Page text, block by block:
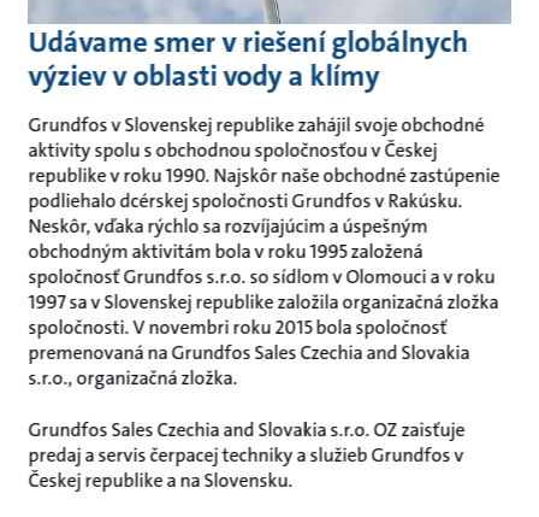
Udávame smer v riešení globálnych
výziev v oblasti vody a klímy
Grundfos v Slovenskej republike zahájil svoje obchodné
aktivity spolu s obchodnou spoločnosťou v Českej
republike v roku 1990. Najskôr naše obchodné zastúpenie
podliehalo dcérskej spoločnosti Grundfos v Rakúsku.
Neskôr, vďaka rýchlo sa rozvíjajúcim a úspešným
obchodným aktivitám bola v roku 1995 založená
spoločnosť Grundfos s.r.o. so sídlom v Olomouci a v roku
1997 sa v Slovenskej republike založila organizačná zložka
spoločnosti. V novembri roku 2015 bola spoločnosť
premenovaná na Grundfos Sales Czechia and Slovakia
s.r.o., organizačná zložka.
Grundfos Sales Czechia and Slovakia s.r.o. OZ zaisťuje
predaj a servis čerpacej techniky a služieb Grundfos v
Českej republike a na Slovensku.